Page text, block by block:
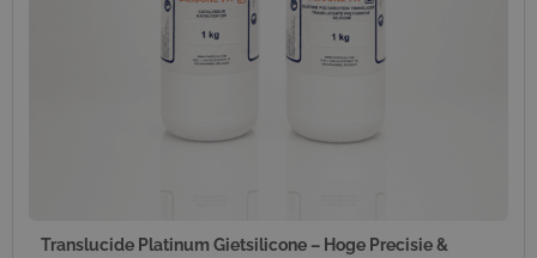
Translucide Platinum Gietsilicone – Hoge Precisie &